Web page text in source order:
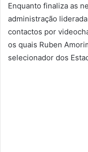
Enquanto finaliza as
administração
contactos por
os quais Ruben
selecionador dos